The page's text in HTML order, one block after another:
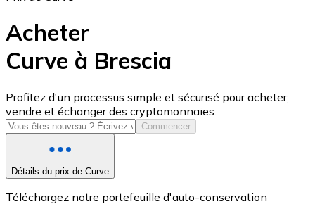
USD Coin
USDC
Acheter
Curve à Brescia
Profitez d'un processus simple et sécurisé pour acheter,
vendre et échanger des cryptomonnaies.
Commencer
Détails du prix de Curve
Téléchargez notre portefeuille d'auto-conservation